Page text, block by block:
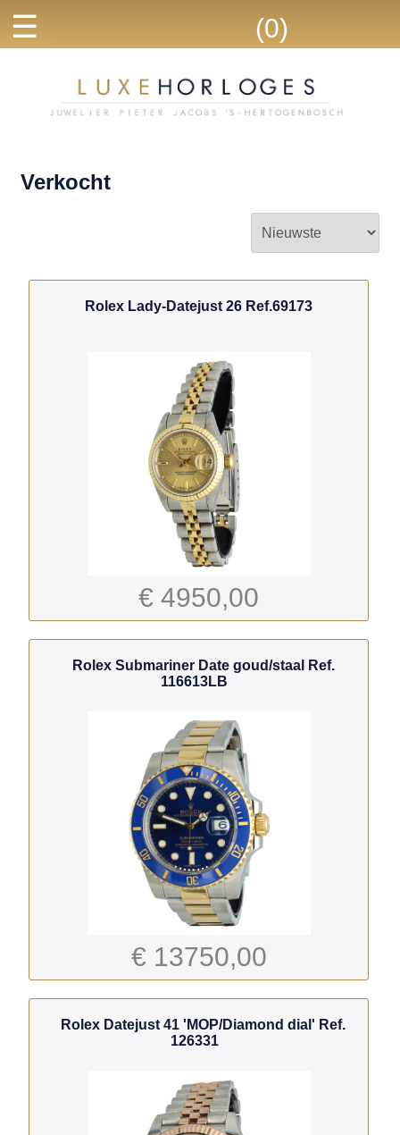
☰ (0)
Verkocht
Rolex Lady-Datejust 26 Ref.69173
€ 4950,00
Rolex Submariner Date goud/staal Ref.
116613LB
€ 13750,00
Rolex Datejust 41 'MOP/Diamond dial' Ref.
126331